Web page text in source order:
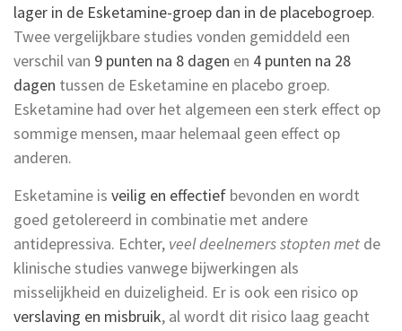
lager in de Esketamine-groep dan in de placebogroep.
Twee vergelijkbare studies vonden gemiddeld een
verschil van 9 punten na 8 dagen en 4 punten na 28
dagen tussen de Esketamine en placebo groep.
Esketamine had over het algemeen een sterk effect op
sommige mensen, maar helemaal geen effect op
anderen.
Esketamine is veilig en effectief bevonden en wordt
goed getolereerd in combinatie met andere
antidepressiva. Echter, veel deelnemers stopten met de
klinische studies vanwege bijwerkingen als
misselijkheid en duizeligheid. Er is ook een risico op
verslaving en misbruik, al wordt dit risico laag geacht